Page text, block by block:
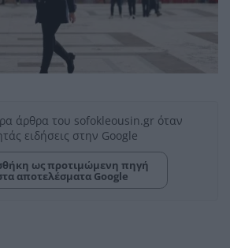
άρθρα του sofokleousin.gr όταν
ειδήσεις στην Google
ως προτιμώμενη πηγή
αποτελέσματα Google